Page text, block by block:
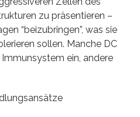
zu präsentieren –
“beizubringen”, was sie
sollen. Manche DC
ein, andere